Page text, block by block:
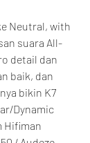
Neutral, with
suara All-
detail dan
baik, dan
bikin K7
Dynamic
Hifiman